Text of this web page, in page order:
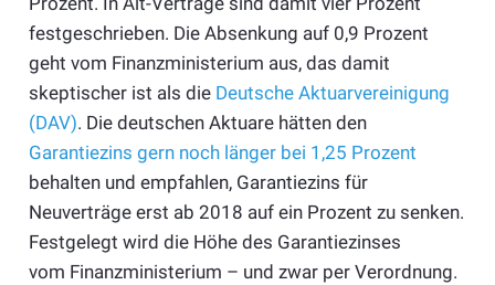
festgeschrieben. Die Absenkung auf 0,9 Prozent
geht vom Finanzministerium aus, das damit
skeptischer ist als die Deutsche Aktuarvereinigung
(DAV). Die deutschen Aktuare hätten den
Garantiezins gern noch länger bei 1,25 Prozent
behalten und empfahlen, Garantiezins für
Neuverträge erst ab 2018 auf ein Prozent zu senken.
Festgelegt wird die Höhe des Garantiezinses
vom Finanzministerium – und zwar per Verordnung.